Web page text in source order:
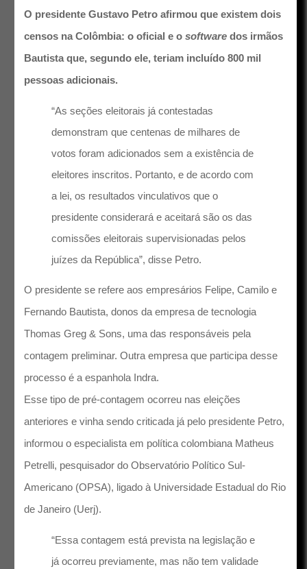
O presidente Gustavo Petro afirmou que existem dois
censos na Colômbia: o oficial e osoftware dos irmãos
Bautista que, segundo ele, teriam incluído 800 mil
pessoas adicionais.
“As seções eleitorais já contestadas
demonstram que centenas de milhares de
votos foram adicionados sem a existência de
eleitores inscritos. Portanto, e de acordo com
a lei, os resultados vinculativos que o
presidente considerará e aceitará são os das
comissões eleitorais supervisionadas pelos
juízes da República”, disse Petro.
O presidente se refere aos empresários Felipe, Camilo e
Fernando Bautista, donos da empresa de tecnologia
Thomas Greg & Sons, uma das responsáveis pela
contagem preliminar. Outra empresa que participa desse
processo é a espanhola Indra.
Esse tipo de pré-contagem ocorreu nas eleições
anteriores e vinha sendo criticada já pelo presidente Petro,
informou o especialista em política colombiana Matheus
Petrelli, pesquisador do Observatório Político Sul-
Americano (OPSA), ligado à Universidade Estadual do Rio
de Janeiro (Uerj).
“Essa contagem está prevista na legislação e
já ocorreu previamente, mas não tem validade